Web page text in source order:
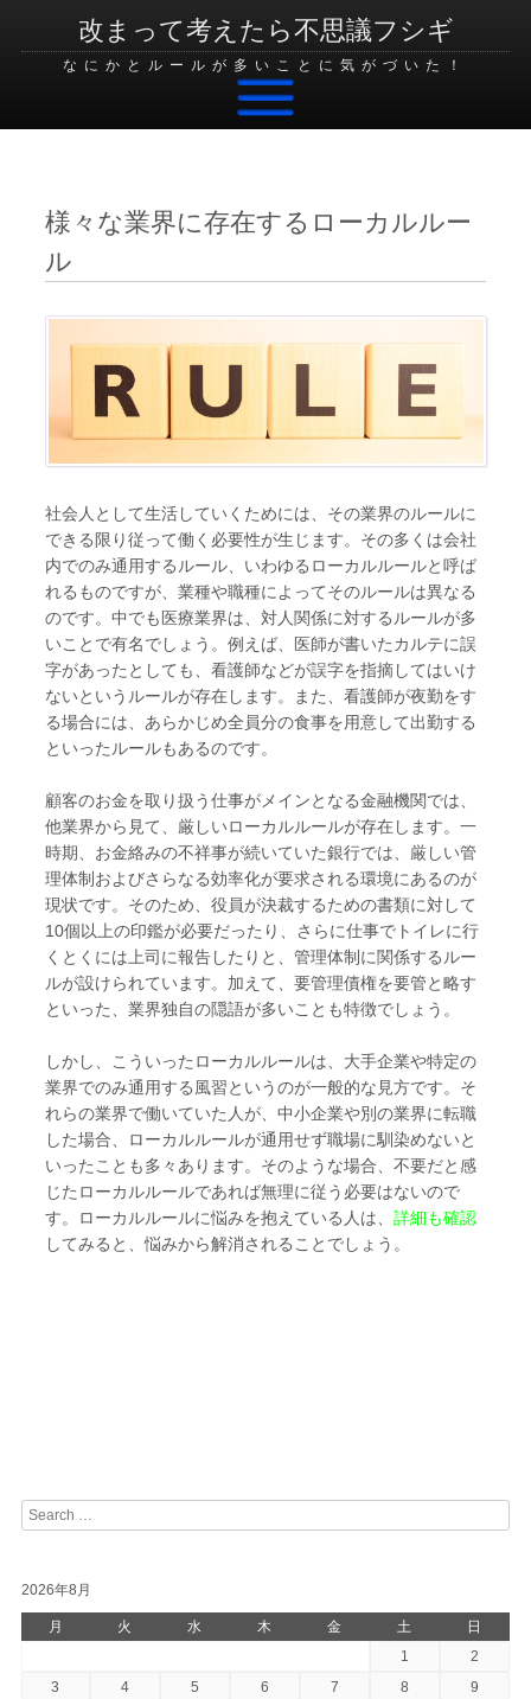
改まって考えたら不思議フシギ
なにかとルールが多いことに気がづいた！
様々な業界に存在するローカルルー
ル
社会人として生活していくためには、その業界のルールに
できる限り従って働く必要性が生じます。その多くは会社
内でのみ通用するルール、いわゆるローカルルールと呼ば
れるものですが、業種や職種によってそのルールは異なる
のです。中でも医療業界は、対人関係に対するルールが多
いことで有名でしょう。例えば、医師が書いたカルテに誤
字があったとしても、看護師などが誤字を指摘してはいけ
ないというルールが存在します。また、看護師が夜勤をす
る場合には、あらかじめ全員分の食事を用意して出勤する
といったルールもあるのです。
顧客のお金を取り扱う仕事がメインとなる金融機関では、
他業界から見て、厳しいローカルルールが存在します。一
時期、お金絡みの不祥事が続いていた銀行では、厳しい管
理体制およびさらなる効率化が要求される環境にあるのが
現状です。そのため、役員が決裁するための書類に対して
10個以上の印鑑が必要だったり、さらに仕事でトイレに行
くとくには上司に報告したりと、管理体制に関係するルー
ルが設けられています。加えて、要管理債権を要管と略す
といった、業界独自の隠語が多いことも特徴でしょう。
しかし、こういったローカルルールは、大手企業や特定の
業界でのみ通用する風習というのが一般的な見方です。そ
れらの業界で働いていた人が、中小企業や別の業界に転職
した場合、ローカルルールが通用せず職場に馴染めないと
いったことも多々あります。そのような場合、不要だと感
じたローカルルールであれば無理に従う必要はないので
す。ローカルルールに悩みを抱えている人は、 詳細も確認
してみると、悩みから解消されることでしょう。
Search
2026年8月
月 火 水 木 金 土
日
1
2
3
4 5 6 7 8
9